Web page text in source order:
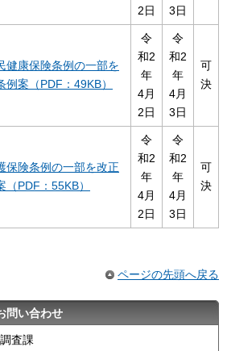
2日
3日
健康保険条例の一部を
例案（PDF：49KB）
令
和2
年
4月
2日
令
和2
年
4月
3日
可
決
保険条例の一部を改正
（PDF：55KB）
令
和2
年
4月
2日
令
和2
年
4月
3日
可
決
ページの先頭へ戻る
問い合わせ
査課